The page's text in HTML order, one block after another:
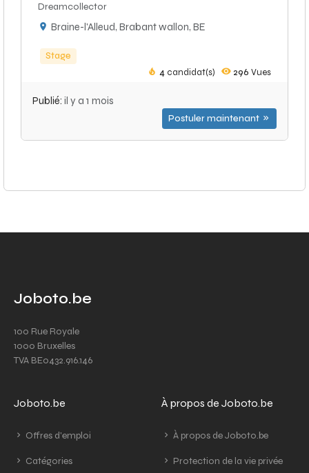
Dreamcollector
Braine-l'Alleud, Brabant wallon, BE
Stage
4 candidat(s) 296 Vues
Publié: il y a 1 mois
Postuler maintenant
Joboto.be
100 Rue Royale
1000 Bruxelles
TVA BE0432.916.146
Joboto.be
Offres d'emploi
Catégories
À propos de Joboto.be
À propos de Joboto.be
Protection de la vie privée